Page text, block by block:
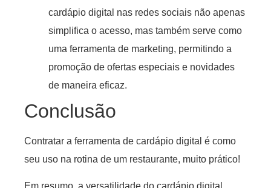
cardápio digital nas redes sociais não apenas
simplifica o acesso, mas também serve como
uma ferramenta de marketing, permitindo a
promoção de ofertas especiais e novidades
de maneira eficaz.
Conclusão
Contratar a ferramenta de cardápio digital é como
seu uso na rotina de um restaurante, muito prático!
Em resumo, a versatilidade do cardápio digital